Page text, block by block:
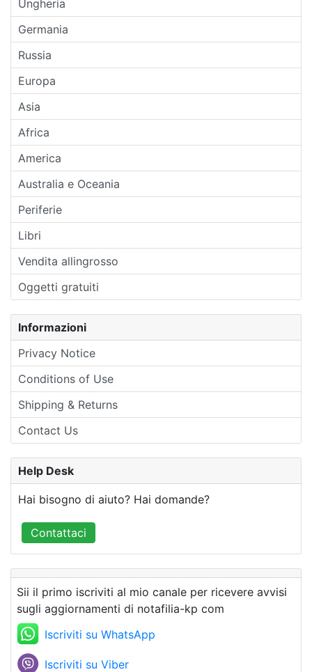
Ungheria
Germania
Russia
Europa
Asia
Africa
America
Australia e Oceania
Periferie
Libri
Vendita allingrosso
Oggetti gratuiti
Informazioni
Privacy Notice
Conditions of Use
Shipping & Returns
Contact Us
Help Desk
Hai bisogno di aiuto? Hai domande?
Contattaci
Sii il primo iscriviti al mio canale per ricevere avvisi
sugli aggiornamenti di notafilia-kp com
Iscriviti su WhatsApp
Iscriviti su Viber